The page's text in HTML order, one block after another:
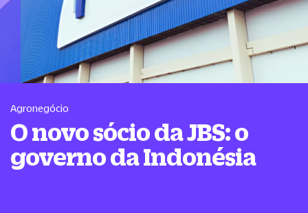
Agronegócio
O novo sócio da JBS: o
governo da Indonésia